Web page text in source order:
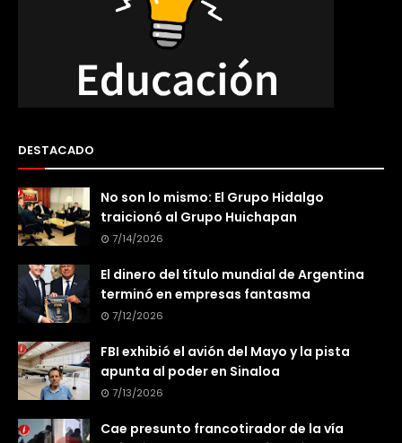
DESTACADO
No son lo mismo: El Grupo Hidalgo
traicionó al Grupo Huichapan
7/14/2026
El dinero del título mundial de Argentina
terminó en empresas fantasma
7/12/2026
FBI exhibió el avión del Mayo y la pista
apunta al poder en Sinaloa
7/13/2026
Cae presunto francotirador de la vía